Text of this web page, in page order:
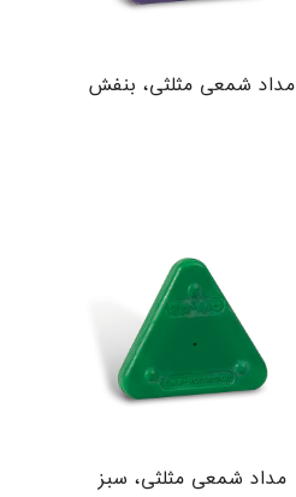
مداد شمعی مثلثی، بنفش
مداد شمعی مثلثی، سبز